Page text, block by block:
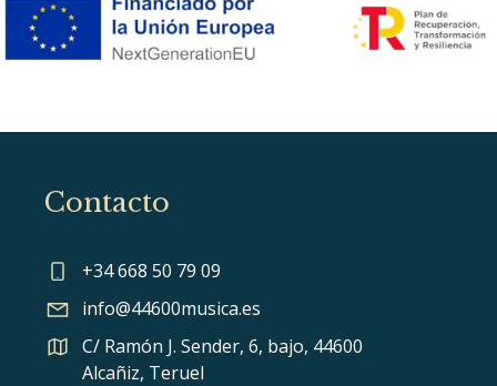
Contacto
+34 668 50 79 09
info@44600musica.es
C/ Ramón J. Sender, 6, bajo, 44600
Alcañiz, Teruel